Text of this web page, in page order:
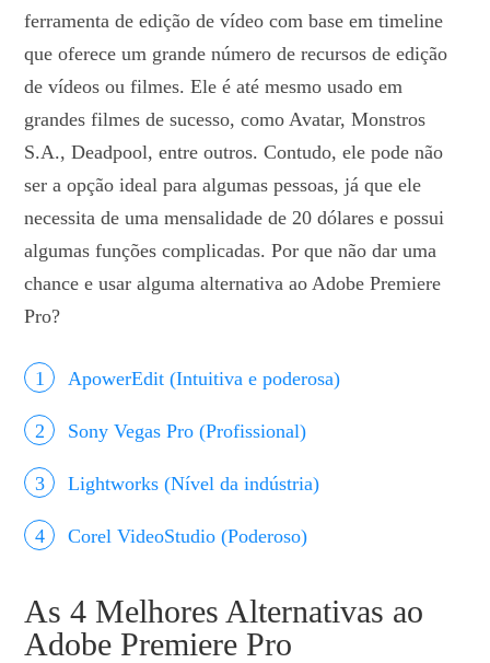
ferramenta de edição de vídeo com base em timeline
que oferece um grande número de recursos de edição
de vídeos ou filmes. Ele é até mesmo usado em
grandes filmes de sucesso, como Avatar, Monstros
S.A., Deadpool, entre outros. Contudo, ele pode não
ser a opção ideal para algumas pessoas, já que ele
necessita de uma mensalidade de 20 dólares e possui
algumas funções complicadas. Por que não dar uma
chance e usar alguma alternativa ao Adobe Premiere
Pro?
ApowerEdit (Intuitiva e poderosa)
Sony Vegas Pro (Profissional)
Lightworks (Nível da indústria)
Corel VideoStudio (Poderoso)
As 4 Melhores Alternativas ao
Adobe Premiere Pro